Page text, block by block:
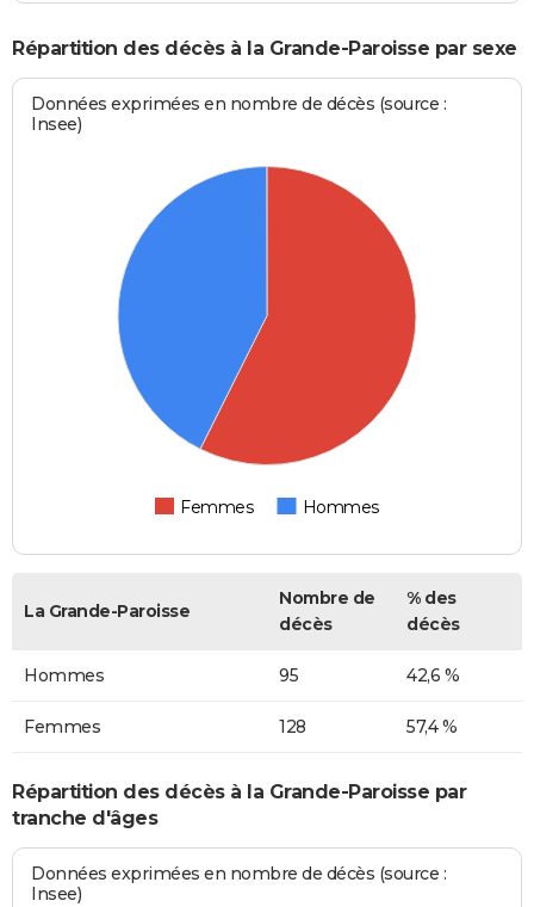
Répartition des décès à la Grande-Paroisse par sexe
Données exprimées en nombre de décès (source :
Insee)
Femmes Hommes
La Grande-Paroisse
Nombre de
décès
% des
décès
Hommes 95 42,6 %
Femmes 128 57,4 %
Répartition des décès à la Grande-Paroisse par
tranche d'âges
Données exprimées en nombre de décès (source :
Insee)